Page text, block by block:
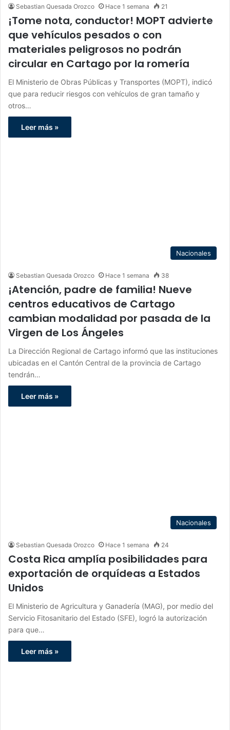
Sebastian Quesada Orozco Hace 1 semana 21
¡Tome nota, conductor! MOPT advierte
que vehículos pesados o con
materiales peligrosos no podrán
circular en Cartago por la romería
El Ministerio de Obras Públicas y Transportes (MOPT), indicó
que para reducir riesgos con vehículos de gran tamaño y
otros…
Leer más »
Nacionales
Sebastian Quesada Orozco Hace 1 semana 38
¡Atención, padre de familia! Nueve
centros educativos de Cartago
cambian modalidad por pasada de la
Virgen de Los Ángeles
La Dirección Regional de Cartago informó que las instituciones
ubicadas en el Cantón Central de la provincia de Cartago
tendrán…
Leer más »
Nacionales
Sebastian Quesada Orozco Hace 1 semana 24
Costa Rica amplía posibilidades para
exportación de orquídeas a Estados
Unidos
El Ministerio de Agricultura y Ganadería (MAG), por medio del
Servicio Fitosanitario del Estado (SFE), logró la autorización
para que…
Leer más »